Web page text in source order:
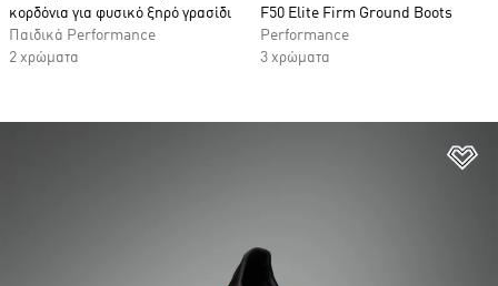
κορδόνια για φυσικό ξηρό γρασίδι
Παιδικά Performance
2 χρώματα
F50 Elite Firm Ground Boots
Performance
3 χρώματα